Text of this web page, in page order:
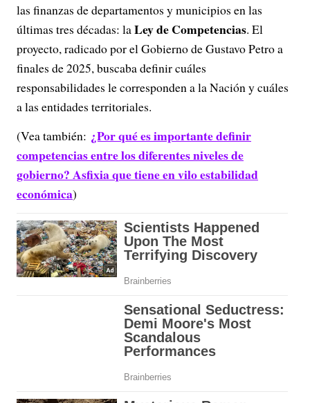
las finanzas de departamentos y municipios en las
últimas tres décadas: laLey de Competencias. El
proyecto, radicado por el Gobierno de Gustavo Petro a
finales de 2025, buscaba definir cuáles
responsabilidades le corresponden a la Nación y cuáles
a las entidades territoriales.
(Vea también: ¿Por qué es importante definir
competencias entre los diferentes niveles de
gobierno? Asfixia que tiene en vilo estabilidad
económica)